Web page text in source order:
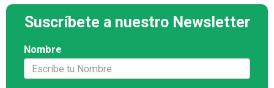
Suscríbete a nuestro Newsletter
Nombre